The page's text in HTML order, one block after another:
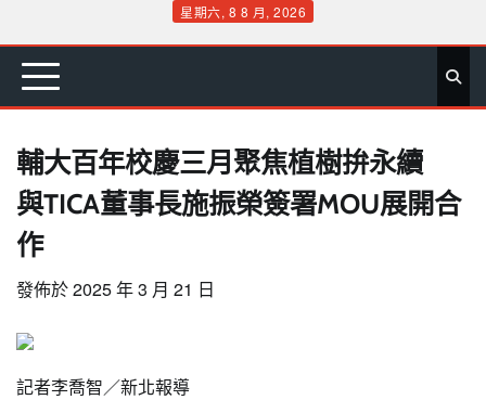
content
星期六, 8 8 月, 2026
首 要 娛 生 社 文 公 運 旅 政 地 專
輔大百年校慶三月聚焦植樹拚永續
與TICA董事長施振榮簽署MOU展開合
作
發佈於2025 年 3 月 21 日
記者李喬智／新北報導